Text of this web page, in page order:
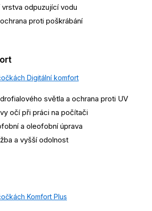
odpuzující vodu
proti poškrábání
Digitální komfort
světla a ochrana proti UV
očí při práci na počítači
a oleofobní úprava
a vyšší odolnost
Komfort Plus